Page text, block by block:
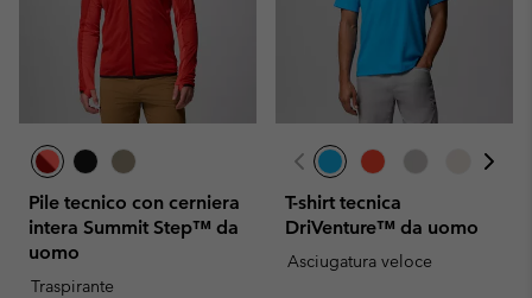
Pile tecnico con cerniera
intera Summit Step™ da
uomo
Traspirante
T-shirt tecnica
DriVenture™ da uomo
Asciugatura veloce